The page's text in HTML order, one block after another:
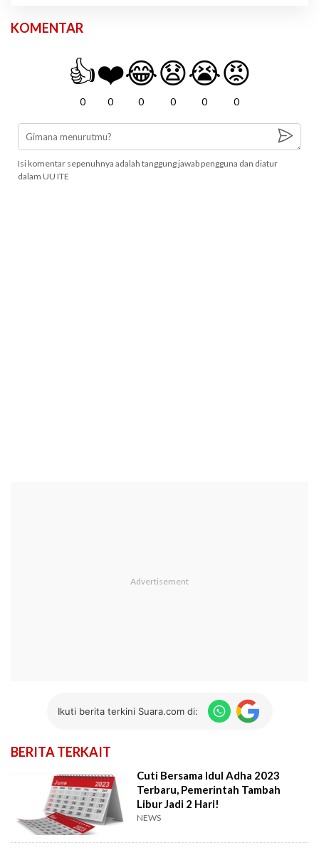
KOMENTAR
👍
0
❤️
0
😂
0
😧
0
😭
0
😡
0
Isi komentar sepenuhnya adalah tanggung jawab pengguna dan diatur
dalam UU ITE
Ikuti berita terkini Suara.com di:
BERITA TERKAIT
Cuti Bersama Idul Adha 2023
Terbaru, Pemerintah Tambah
Libur Jadi 2 Hari!
NEWS